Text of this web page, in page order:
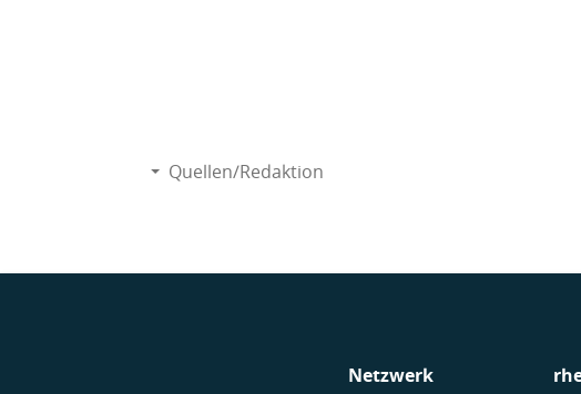
Quellen/Redaktion
Netzwerk